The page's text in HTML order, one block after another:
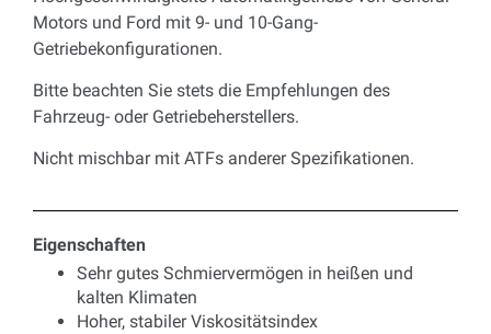
Motors und Ford mit 9- und 10-Gang-
Getriebekonfigurationen.
Bitte beachten Sie stets die Empfehlungen des
Fahrzeug- oder Getriebeherstellers.
Nicht mischbar mit ATFs anderer Spezifikationen.
Eigenschaften
Sehr gutes Schmiervermögen in heißen und
kalten Klimaten
Hoher, stabiler Viskositätsindex